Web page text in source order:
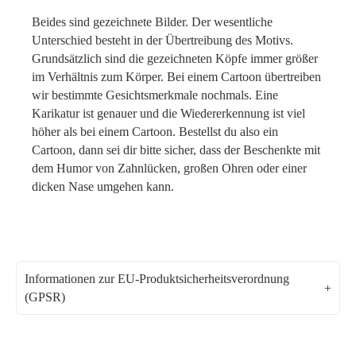
Beides sind gezeichnete Bilder. Der wesentliche
Unterschied besteht in der Übertreibung des Motivs.
Grundsätzlich sind die gezeichneten Köpfe immer größer
im Verhältnis zum Körper. Bei einem Cartoon übertreiben
wir bestimmte Gesichtsmerkmale nochmals. Eine
Karikatur ist genauer und die Wiedererkennung ist viel
höher als bei einem Cartoon. Bestellst du also ein
Cartoon, dann sei dir bitte sicher, dass der Beschenkte mit
dem Humor von Zahnlücken, großen Ohren oder einer
dicken Nase umgehen kann.
Informationen zur EU-Produktsicherheitsverordnung
(GPSR)